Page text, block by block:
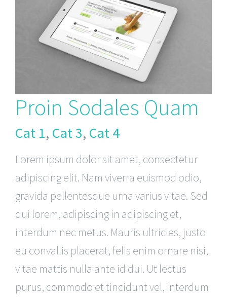
Proin Sodales Quam
Cat 1, Cat 3, Cat 4
Lorem ipsum dolor sit amet, consectetur
adipiscing elit. Nam viverra euismod odio,
gravida pellentesque urna varius vitae. Sed
dui lorem, adipiscing in adipiscing et,
interdum nec metus. Mauris ultricies, justo
eu convallis placerat, felis enim ornare nisi,
vitae mattis nulla ante id dui. Ut lectus
purus, commodo et tincidunt vel, interdum